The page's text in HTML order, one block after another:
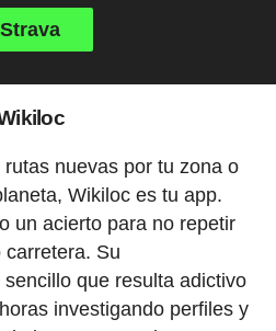
Strava
nuevas por tu zona o
Wikiloc es tu app.
un acierto para no repetir
carretera. Su
que resulta adictivo
investigando perfiles y